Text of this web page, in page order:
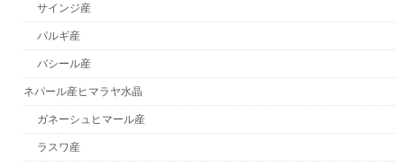
サインジ産
パルギ産
バシール産
ネパール産ヒマラヤ水晶
ガネーシュヒマール産
ラスワ産